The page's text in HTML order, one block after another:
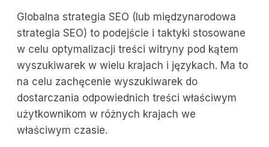
Globalna strategia SEO (lub międzynarodowa
strategia SEO) to podejście i taktyki stosowane
w celu optymalizacji treści witryny pod kątem
wyszukiwarek w wielu krajach i językach. Ma to
na celu zachęcenie wyszukiwarek do
dostarczania odpowiednich treści właściwym
użytkownikom w różnych krajach we
właściwym czasie.